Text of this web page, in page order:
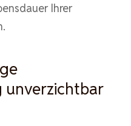
Ihrer
unverzichtbar